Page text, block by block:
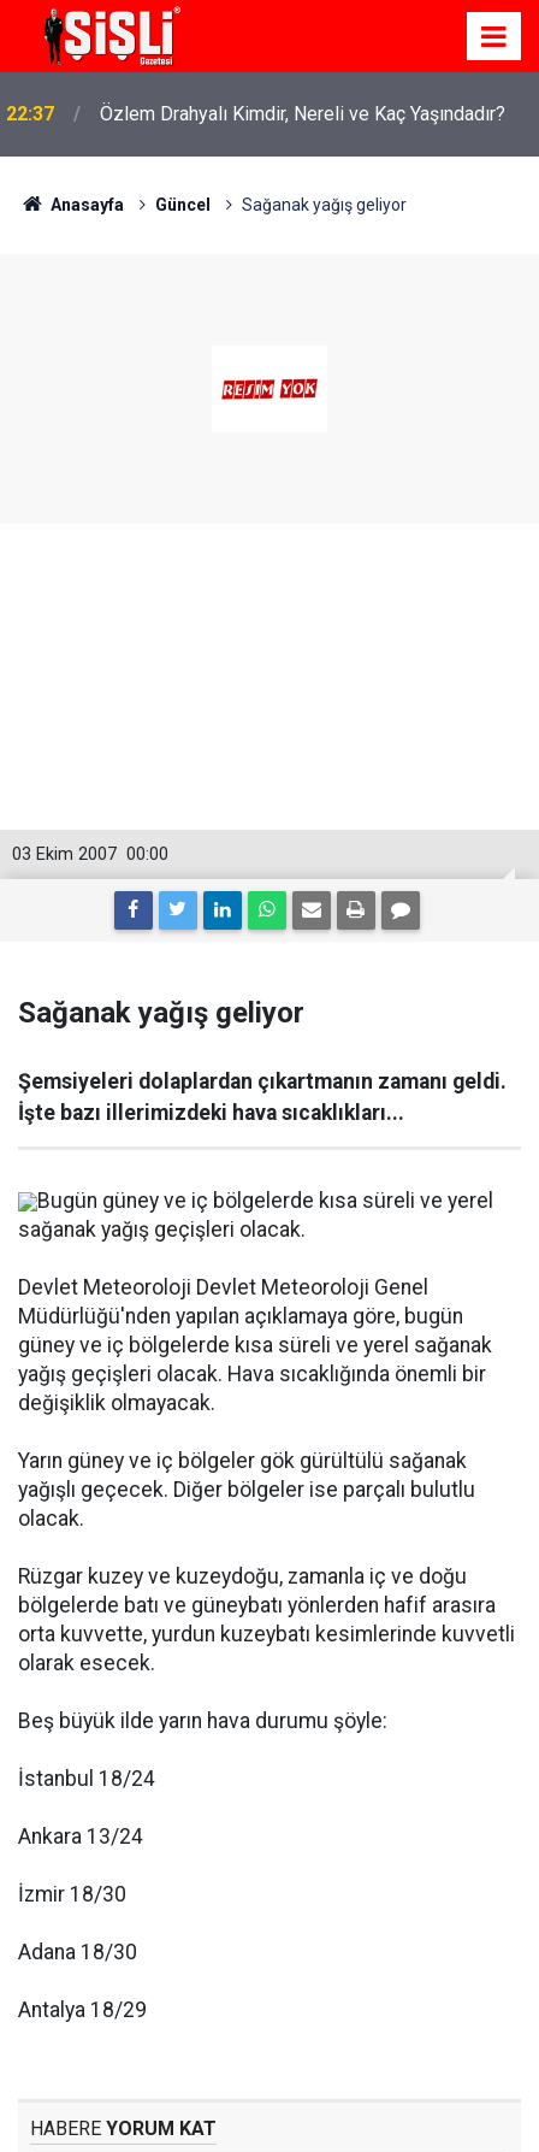
22:37 Özlem Drahyalı Kimdir, Nereli ve Kaç Yaşındadır?
Anasayfa Güncel Sağanak yağış geliyor
00:00
03 Ekim 2007
Sağanak yağış geliyor
Şemsiyeleri dolaplardan çıkartmanın zamanı geldi.
İşte bazı illerimizdeki hava sıcaklıkları...
Bugün güney ve iç bölgelerde kısa süreli ve yerel
sağanak yağış geçişleri olacak.
Devlet Meteoroloji Devlet Meteoroloji Genel
Müdürlüğü'nden yapılan açıklamaya göre, bugün
güney ve iç bölgelerde kısa süreli ve yerel sağanak
yağış geçişleri olacak. Hava sıcaklığında önemli bir
değişiklik olmayacak.
Yarın güney ve iç bölgeler gök gürültülü sağanak
yağışlı geçecek. Diğer bölgeler ise parçalı bulutlu
olacak.
Rüzgar kuzey ve kuzeydoğu, zamanla iç ve doğu
bölgelerde batı ve güneybatı yönlerden hafif arasıra
orta kuvvette, yurdun kuzeybatı kesimlerinde kuvvetli
olarak esecek.
Beş büyük ilde yarın hava durumu şöyle:
İstanbul 18/24
Ankara 13/24
İzmir 18/30
Adana 18/30
Antalya 18/29
HABERE YORUM KAT